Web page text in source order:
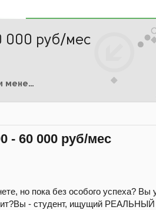
000 руб/мес
Курсы по Бизнесу, маркетингу и менеджменту
- 60 000 руб/мес
но пока без особого успеха?
- студент, ищущий